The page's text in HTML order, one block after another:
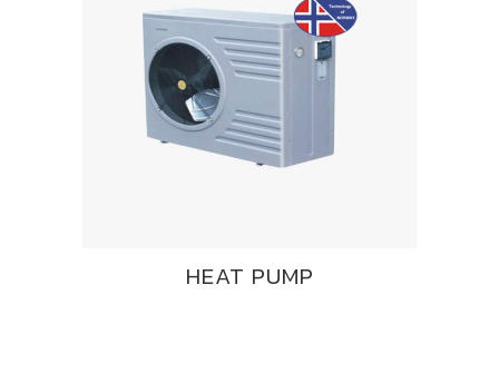
HEAT PUMP